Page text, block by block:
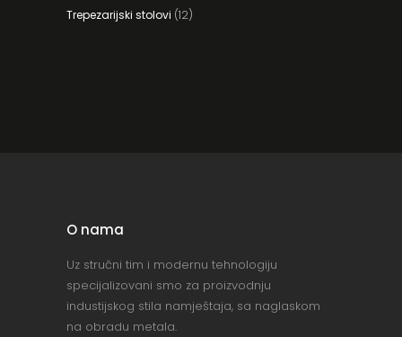
Trepezarijski stolovi (12)
O nama
Uz stručni tim i modernu tehnologiju
specijalizovani smo za proizvodnju
industijskog stila namještaja, sa naglaskom
na obradu metala.